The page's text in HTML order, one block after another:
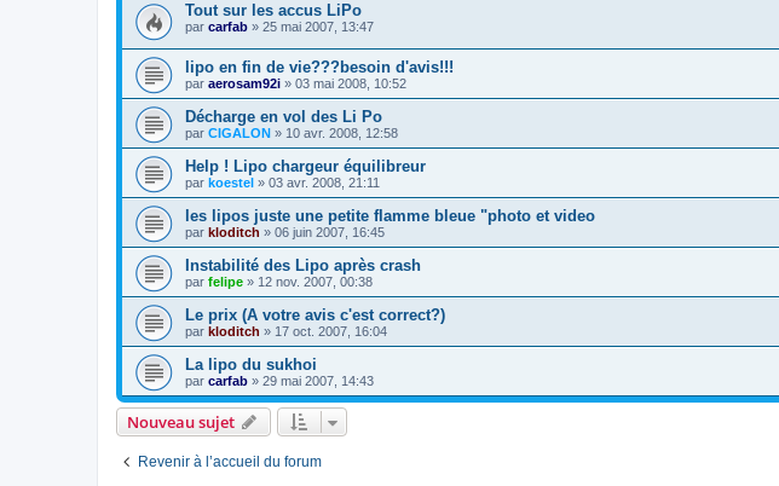
Tout sur les accus LiPo
par carfab » 25 mai 2007, 13:47
lipo en fin de vie???besoin d'avis!!!
par aerosam92i » 03 mai 2008, 10:52
Décharge en vol des Li Po
par CIGALON » 10 avr. 2008, 12:58
Help ! Lipo chargeur équilibreur
par koestel » 03 avr. 2008, 21:11
les lipos juste une petite flamme bleue "photo et video
par kloditch » 06 juin 2007, 16:45
Instabilité des Lipo après crash
par felipe » 12 nov. 2007, 00:38
Le prix (A votre avis c'est correct?)
par kloditch » 17 oct. 2007, 16:04
La lipo du sukhoi
par carfab » 29 mai 2007, 14:43
Nouveau sujet
Revenir à l’accueil du forum